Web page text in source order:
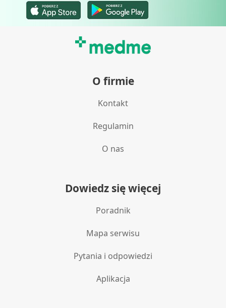
O firmie
Kontakt
Regulamin
O nas
Dowiedz się więcej
Poradnik
Mapa serwisu
Pytania i odpowiedzi
Aplikacja